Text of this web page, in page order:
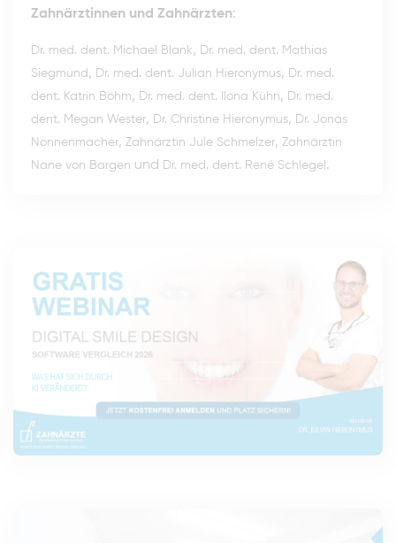
Zahnärztinnen und Zahnärzten:
Dr. med. dent. Michael Blank, Dr. med. dent. Mathias
Siegmund , Dr. med. dent. Julian Hieronymus, Dr. med.
dent. Katrin Böhm, Dr. med. dent. Ilona Kühn, Dr. med.
dent. Megan Wester, Dr. Christine Hieronymus, Dr. Jonas
Nonnenmacher, Zahnärztin Jule Schmelzer, Zahnärztin
Nane von Bargen und Dr. med. dent. René Schlegel .